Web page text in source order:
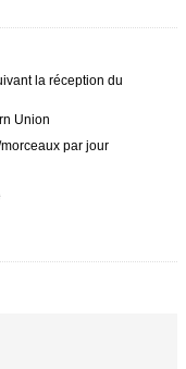
la réception du
Union
par jour